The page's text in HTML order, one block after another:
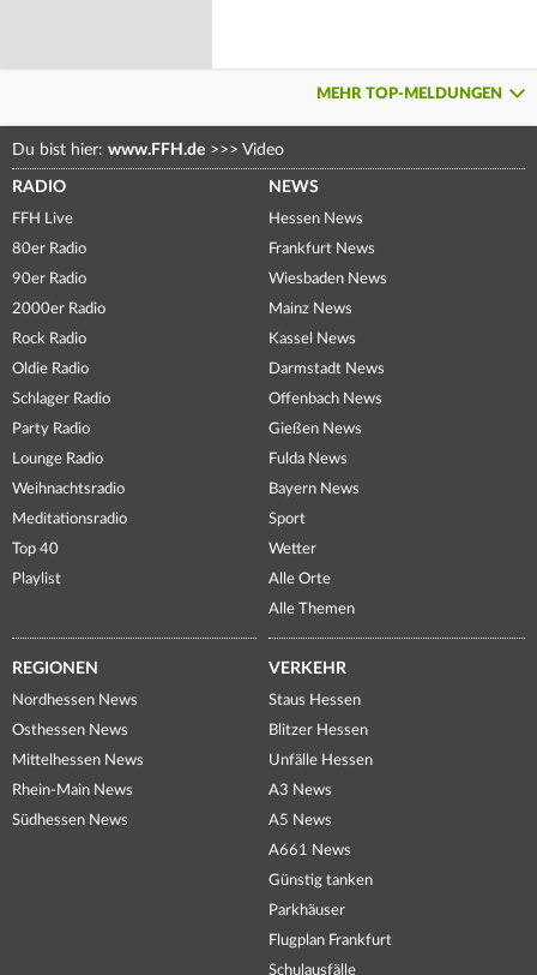
MEHR TOP-MELDUNGEN
Du bist hier: www.FFH.de >>> Video
RADIO
FFH Live
80er Radio
90er Radio
2000er Radio
Rock Radio
Oldie Radio
Schlager Radio
Party Radio
Lounge Radio
Weihnachtsradio
Meditationsradio
Top 40
Playlist
NEWS
Hessen News
Frankfurt News
Wiesbaden News
Mainz News
Kassel News
Darmstadt News
Offenbach News
Gießen News
Fulda News
Bayern News
Sport
Wetter
Alle Orte
Alle Themen
REGIONEN
Nordhessen News
Osthessen News
Mittelhessen News
Rhein-Main News
Südhessen News
VERKEHR
Staus Hessen
Blitzer Hessen
Unfälle Hessen
A3 News
A5 News
A661 News
Günstig tanken
Parkhäuser
Flugplan Frankfurt
Schulausfälle